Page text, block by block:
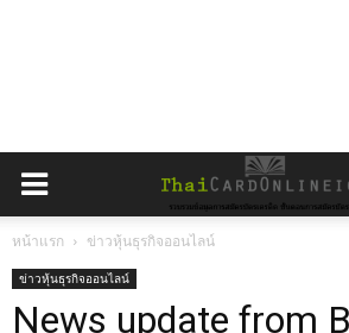
หน้าแรก ข่าวหุ้นธุรกิจออนไลน์
ข่าวหุ้นธุรกิจออนไลน์
News update from